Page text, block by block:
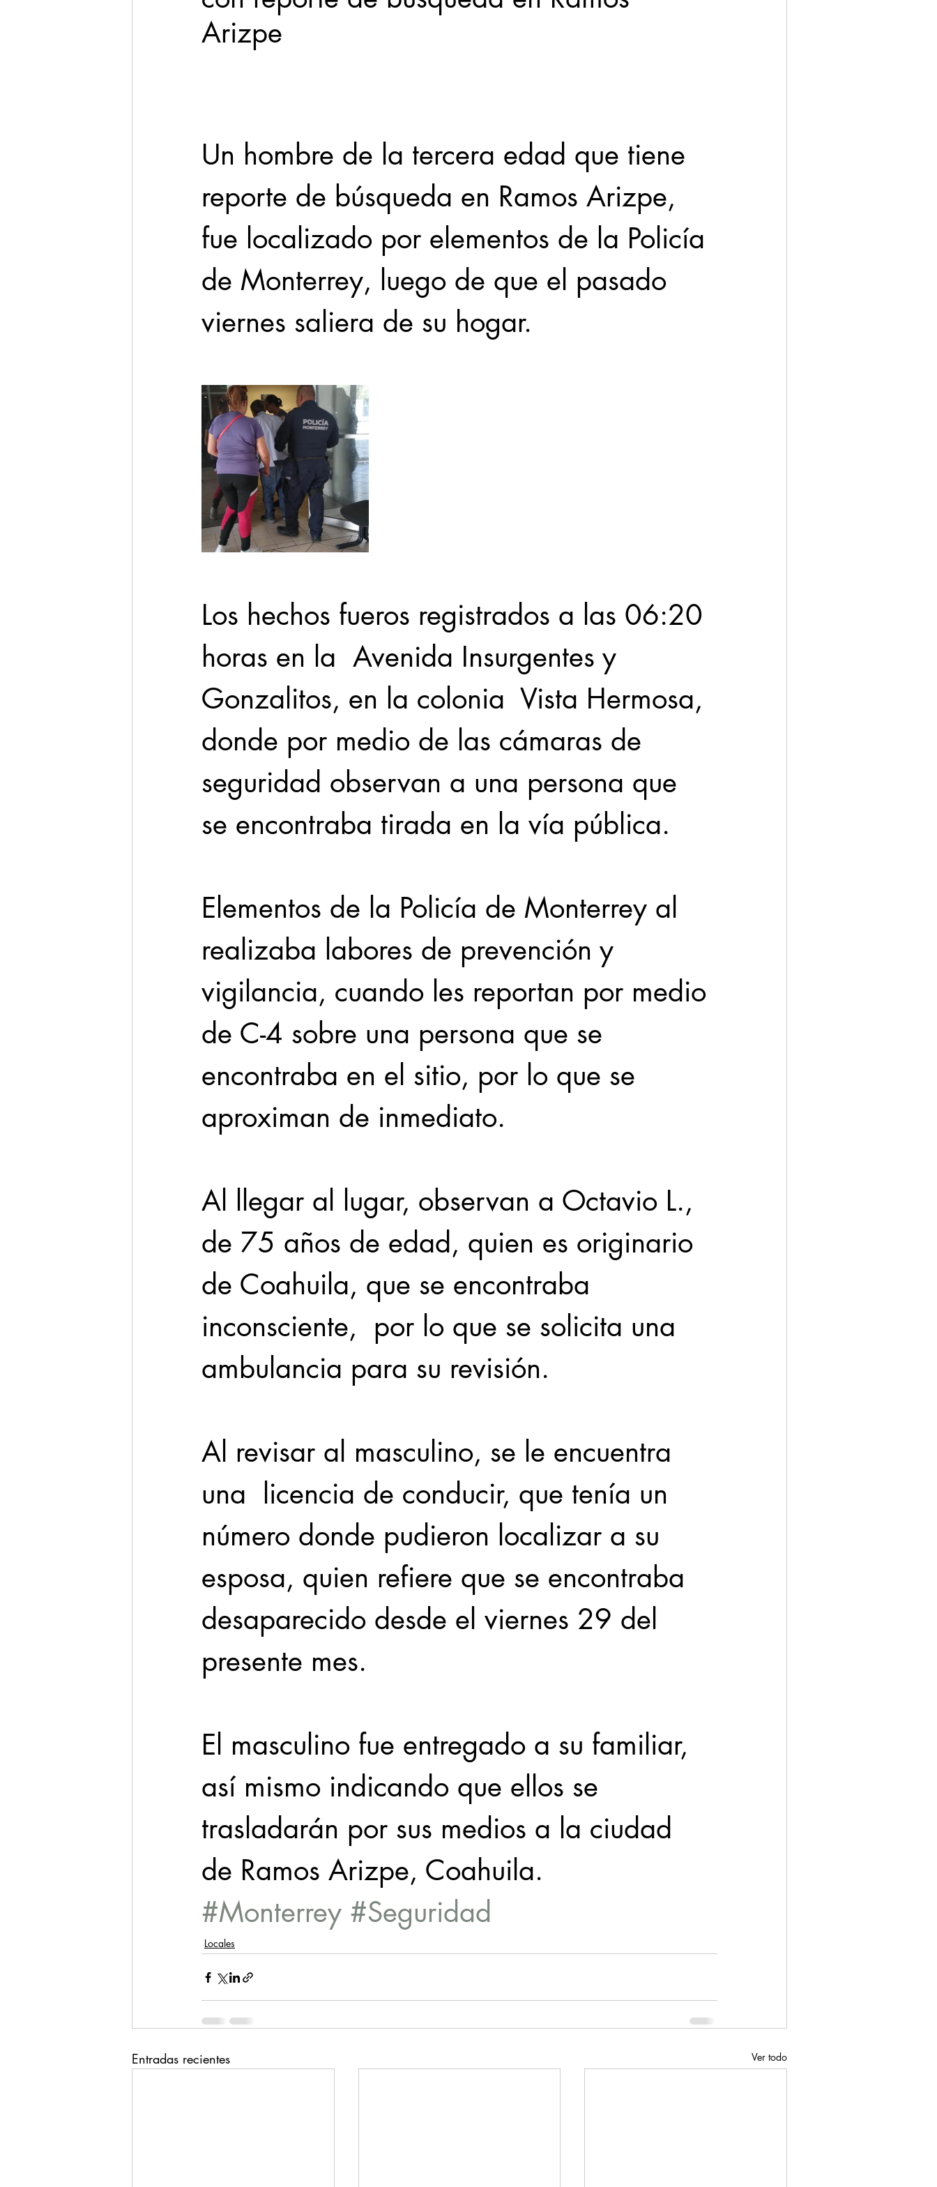
Estado
Arizpe
Un hombre de la tercera edad que tiene
reporte de búsqueda en Ramos Arizpe,
fue localizado por elementos de la Policía
de Monterrey, luego de que el pasado
viernes saliera de su hogar.
Los hechos fueros registrados a las 06:20
horas en la  Avenida Insurgentes y
Gonzalitos, en la colonia  Vista Hermosa,
donde por medio de las cámaras de
seguridad observan a una persona que
se encontraba tirada en la vía pública.
Elementos de la Policía de Monterrey al
realizaba labores de prevención y
vigilancia, cuando les reportan por medio
de C-4 sobre una persona que se
encontraba en el sitio, por lo que se
aproximan de inmediato.
Al llegar al lugar, observan a Octavio L.,
de 75 años de edad, quien es originario
de Coahuila, que se encontraba
inconsciente,  por lo que se solicita una
ambulancia para su revisión.
Al revisar al masculino, se le encuentra
una  licencia de conducir, que tenía un
número donde pudieron localizar a su
esposa, quien refiere que se encontraba
desaparecido desde el viernes 29 del
presente mes.
El masculino fue entregado a su familiar,
así mismo indicando que ellos se
trasladarán por sus medios a la ciudad
de Ramos Arizpe, Coahuila.
#Monterrey #Seguridad
Locales
Entradas recientes Ver todo